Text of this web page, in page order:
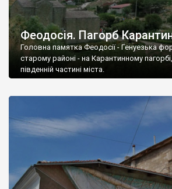
Феодосія. Пагорб
Головна памятка Феодосії - Генуезька
старому районі - на Карантинному
південній частині міста.